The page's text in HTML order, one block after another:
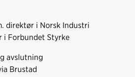
direktør i Norsk Industri
i Forbundet Styrke
avslutning
Brustad